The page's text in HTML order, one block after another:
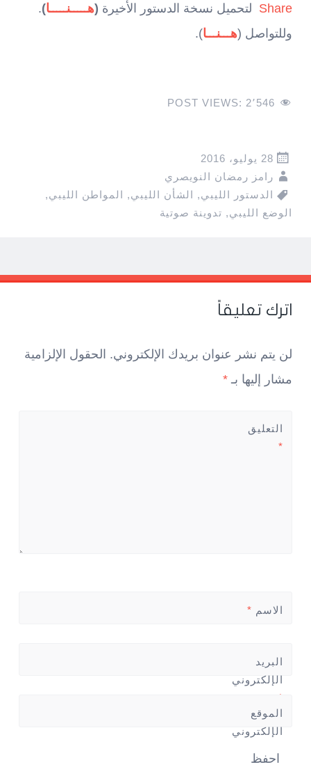
Share لتحميل نسخة الدستور الأخيرة (هـــــنـــــا)
.
وللتواصل (هـــنـــا).
POST VIEWS: 2٬546
28 يوليو، 2016
رامز رمضان النويصري
الدستور الليبي, الشأن الليبي, المواطن الليبي,
الوضع الليبي, تدوينة صوتية
Post
navigation
←
→
اترك تعليقاً
لن يتم نشر عنوان بريدك الإلكتروني. الحقول الإلزامية
مشار إليها بـ *
التعليق
*
الاسم *
البريد
الإلكتروني
*
الموقع
الإلكتروني
احفظ